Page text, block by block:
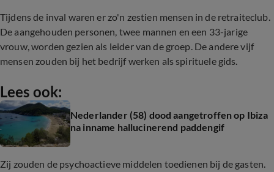
Tijdens de inval waren er zo'n zestien mensen in de retraiteclub.
De aangehouden personen, twee mannen en een 33-jarige
vrouw, worden gezien als leider van de groep. De andere vijf
mensen zouden bij het bedrijf werken als spirituele gids.
Lees ook:
Nederlander (58) dood aangetroffen op Ibiza
na inname hallucinerend paddengif
Zij zouden de psychoactieve middelen toedienen bij de gasten.